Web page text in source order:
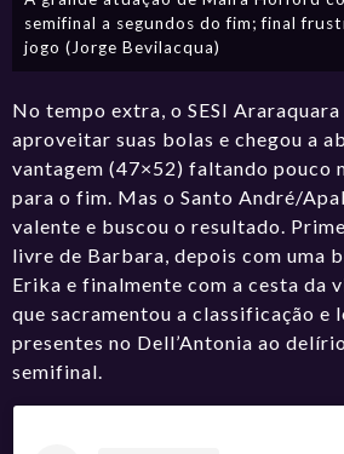
semifinal a segundos do fim; final
jogo (Jorge Bevilacqua)
No tempo extra, o SESI
aproveitar suas bolas e chegou a
vantagem (47×52) faltando pouco
para o fim. Mas o Santo André/
valente e buscou o resultado.
livre de Barbara, depois com uma
Erika e finalmente com a cesta da
que sacramentou a classificação e
presentes no Dell’Antonia ao
semifinal.